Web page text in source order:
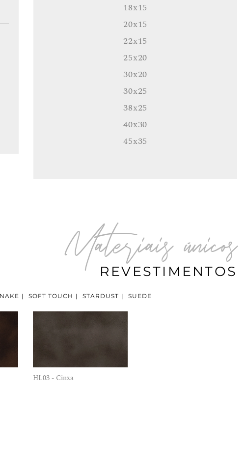
18x15
20x15
22x15
25x20
30x20
30x25
38x25
40x30
45x35
Materiais únicos
REVESTIMENTOS
| SOFT TOUCH | STARDUST | SUEDE
HL03 - Cinza